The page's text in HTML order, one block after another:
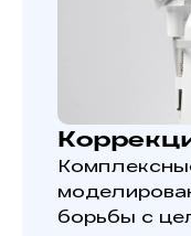
борьбы с